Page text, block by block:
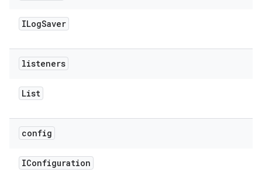
ILogSaver
listeners
List
config
IConfiguration